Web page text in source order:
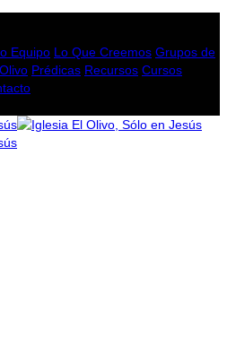
Equipo Lo Que Creemos Grupos de
Prédicas Recursos Cursos